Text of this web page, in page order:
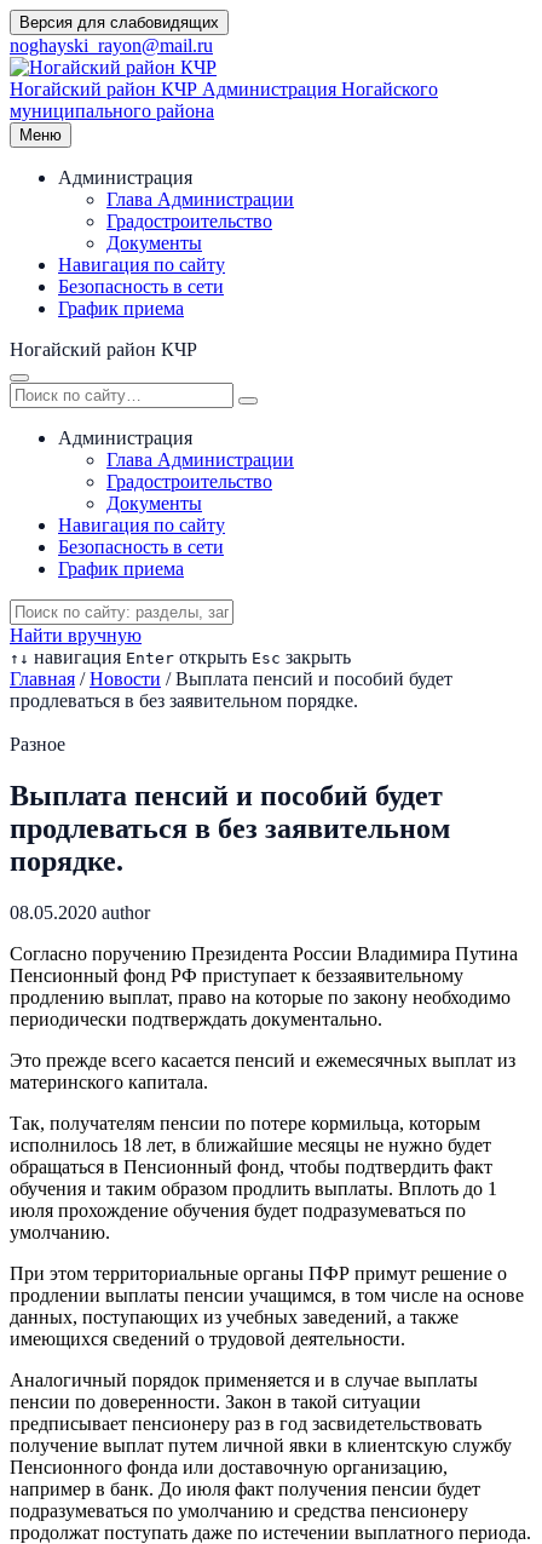
Перейти
к
содержимому
Версия для слабовидящих
noghayski_rayon@mail.ru
Ногайский район КЧР Администрация Ногайского
муниципального района
Меню
Администрация
Глава Администрации
Градостроительство
Документы
Навигация по сайту
Безопасность в сети
График приема
Ногайский район КЧР
Администрация
Глава Администрации
Градостроительство
Документы
Навигация по сайту
Безопасность в сети
График приема
Найти вручную
↑ ↓ навигация Enter открыть Esc закрыть
Главная / Новости / Выплата пенсий и пособий будет
продлеваться в без заявительном порядке.
Разное
Выплата пенсий и пособий будет
продлеваться в без заявительном
порядке.
08.05.2020 author
Согласно поручению Президента России Владимира Путина
Пенсионный фонд РФ приступает к беззаявительному
продлению выплат, право на которые по закону необходимо
периодически подтверждать документально.
Это прежде всего касается пенсий и ежемесячных выплат из
материнского капитала.
Так, получателям пенсии по потере кормильца, которым
исполнилось 18 лет, в ближайшие месяцы не нужно будет
обращаться в Пенсионный фонд, чтобы подтвердить факт
обучения и таким образом продлить выплаты. Вплоть до 1
июля прохождение обучения будет подразумеваться по
умолчанию.
При этом территориальные органы ПФР примут решение о
продлении выплаты пенсии учащимся, в том числе на основе
данных, поступающих из учебных заведений, а также
имеющихся сведений о трудовой деятельности.
Аналогичный порядок применяется и в случае выплаты
пенсии по доверенности. Закон в такой ситуации
предписывает пенсионеру раз в год засвидетельствовать
получение выплат путем личной явки в клиентскую службу
Пенсионного фонда или доставочную организацию,
например в банк. До июля факт получения пенсии будет
подразумеваться по умолчанию и средства пенсионеру
продолжат поступать даже по истечении выплатного периода.